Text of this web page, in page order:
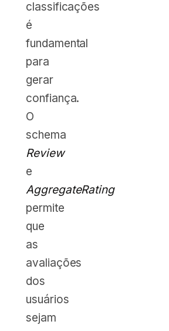
classificações
é
fundamental
para
gerar
confiança.
O
schema
Review
e
AggregateRating
permite
que
as
avaliações
dos
usuários
sejam